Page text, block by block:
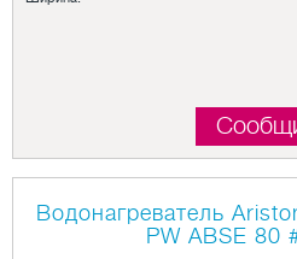
Водонагреватель
PW ABSE 80